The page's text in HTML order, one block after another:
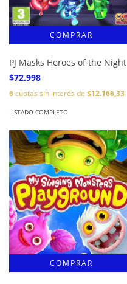
PJ Masks Heroes of the Night
$72.998
6cuotas sin interés de $12.166,33
LISTADO COMPLETO